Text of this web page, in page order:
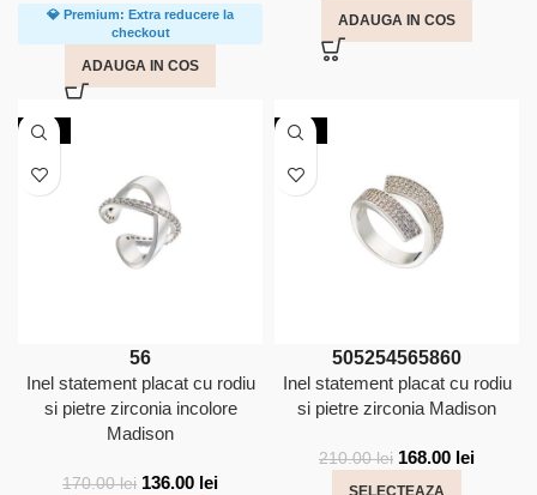
💎 Premium: Extra reducere la
checkout
ADAUGA IN COS
ADAUGA IN COS
-20%
56
Inel statement placat cu rodiu
si pietre zirconia incolore
Madison
170.00lei 136.00 lei
-20%
505254565860
Inel statement placat cu rodiu
si pietre zirconia Madison
210.00lei 168.00 lei
SELECTEAZA